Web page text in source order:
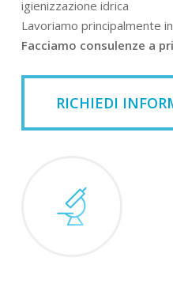
igienizzazione idrica
Lavoriamo principalmente
Facciamo consulenze a
RICHIEDI